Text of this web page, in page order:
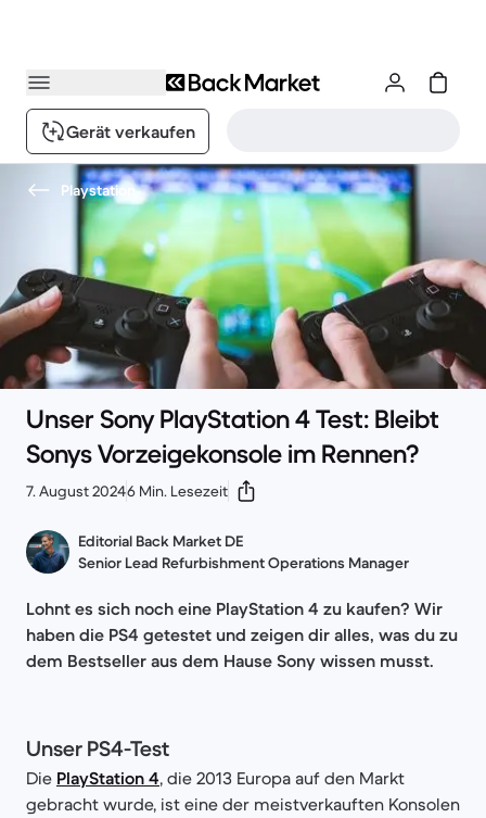
Gerät verkaufen
Playstation
Unser Sony PlayStation 4 Test: Bleibt
Sonys Vorzeigekonsole im Rennen?
7. August 20246 Min. Lesezeit
Editorial Back Market DE
Senior Lead Refurbishment Operations Manager
Lohnt es sich noch eine PlayStation 4 zu kaufen? Wir
haben die PS4 getestet und zeigen dir alles, was du zu
dem Bestseller aus dem Hause Sony wissen musst.
Unser PS4-Test
Die PlayStation 4, die 2013 Europa auf den Markt
gebracht wurde, ist eine der meistverkauften Konsolen